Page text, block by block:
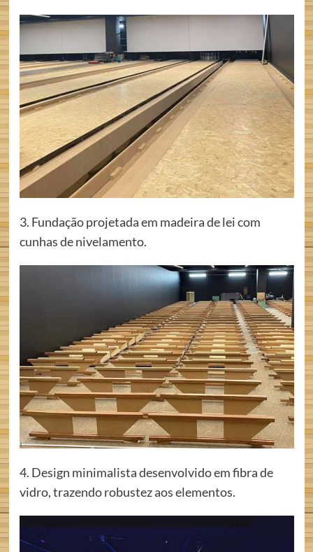
3. Fundação projetada em madeira de lei com
cunhas de nivelamento.
4. Design minimalista desenvolvido em fibra de
vidro, trazendo robustez aos elementos.